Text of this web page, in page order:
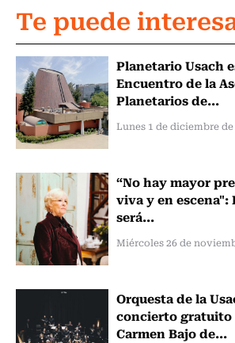
Te puede
Planetario Usach
Encuentro de la
Planetarios de...
Lunes 1 de diciembre de
“No hay mayor
viva y en escena":
será...
Miércoles 26 de
Orquesta de la
concierto gratuito
Carmen Bajo de...